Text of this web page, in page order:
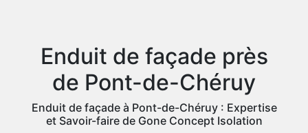
Enduit de façade près
de Pont-de-Chéruy
Enduit de façade à Pont-de-Chéruy : Expertise
et Savoir-faire de Gone Concept Isolation